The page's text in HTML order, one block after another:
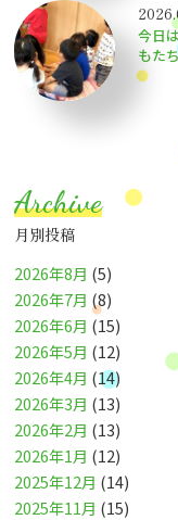
今日
もた
Archive
月別投稿
2026年8月 (5)
2026年7月 (8)
2026年6月 (15)
2026年5月 (12)
2026年4月 (14)
2026年3月 (13)
2026年2月 (13)
2026年1月 (12)
2025年12月 (14)
2025年11月 (15)